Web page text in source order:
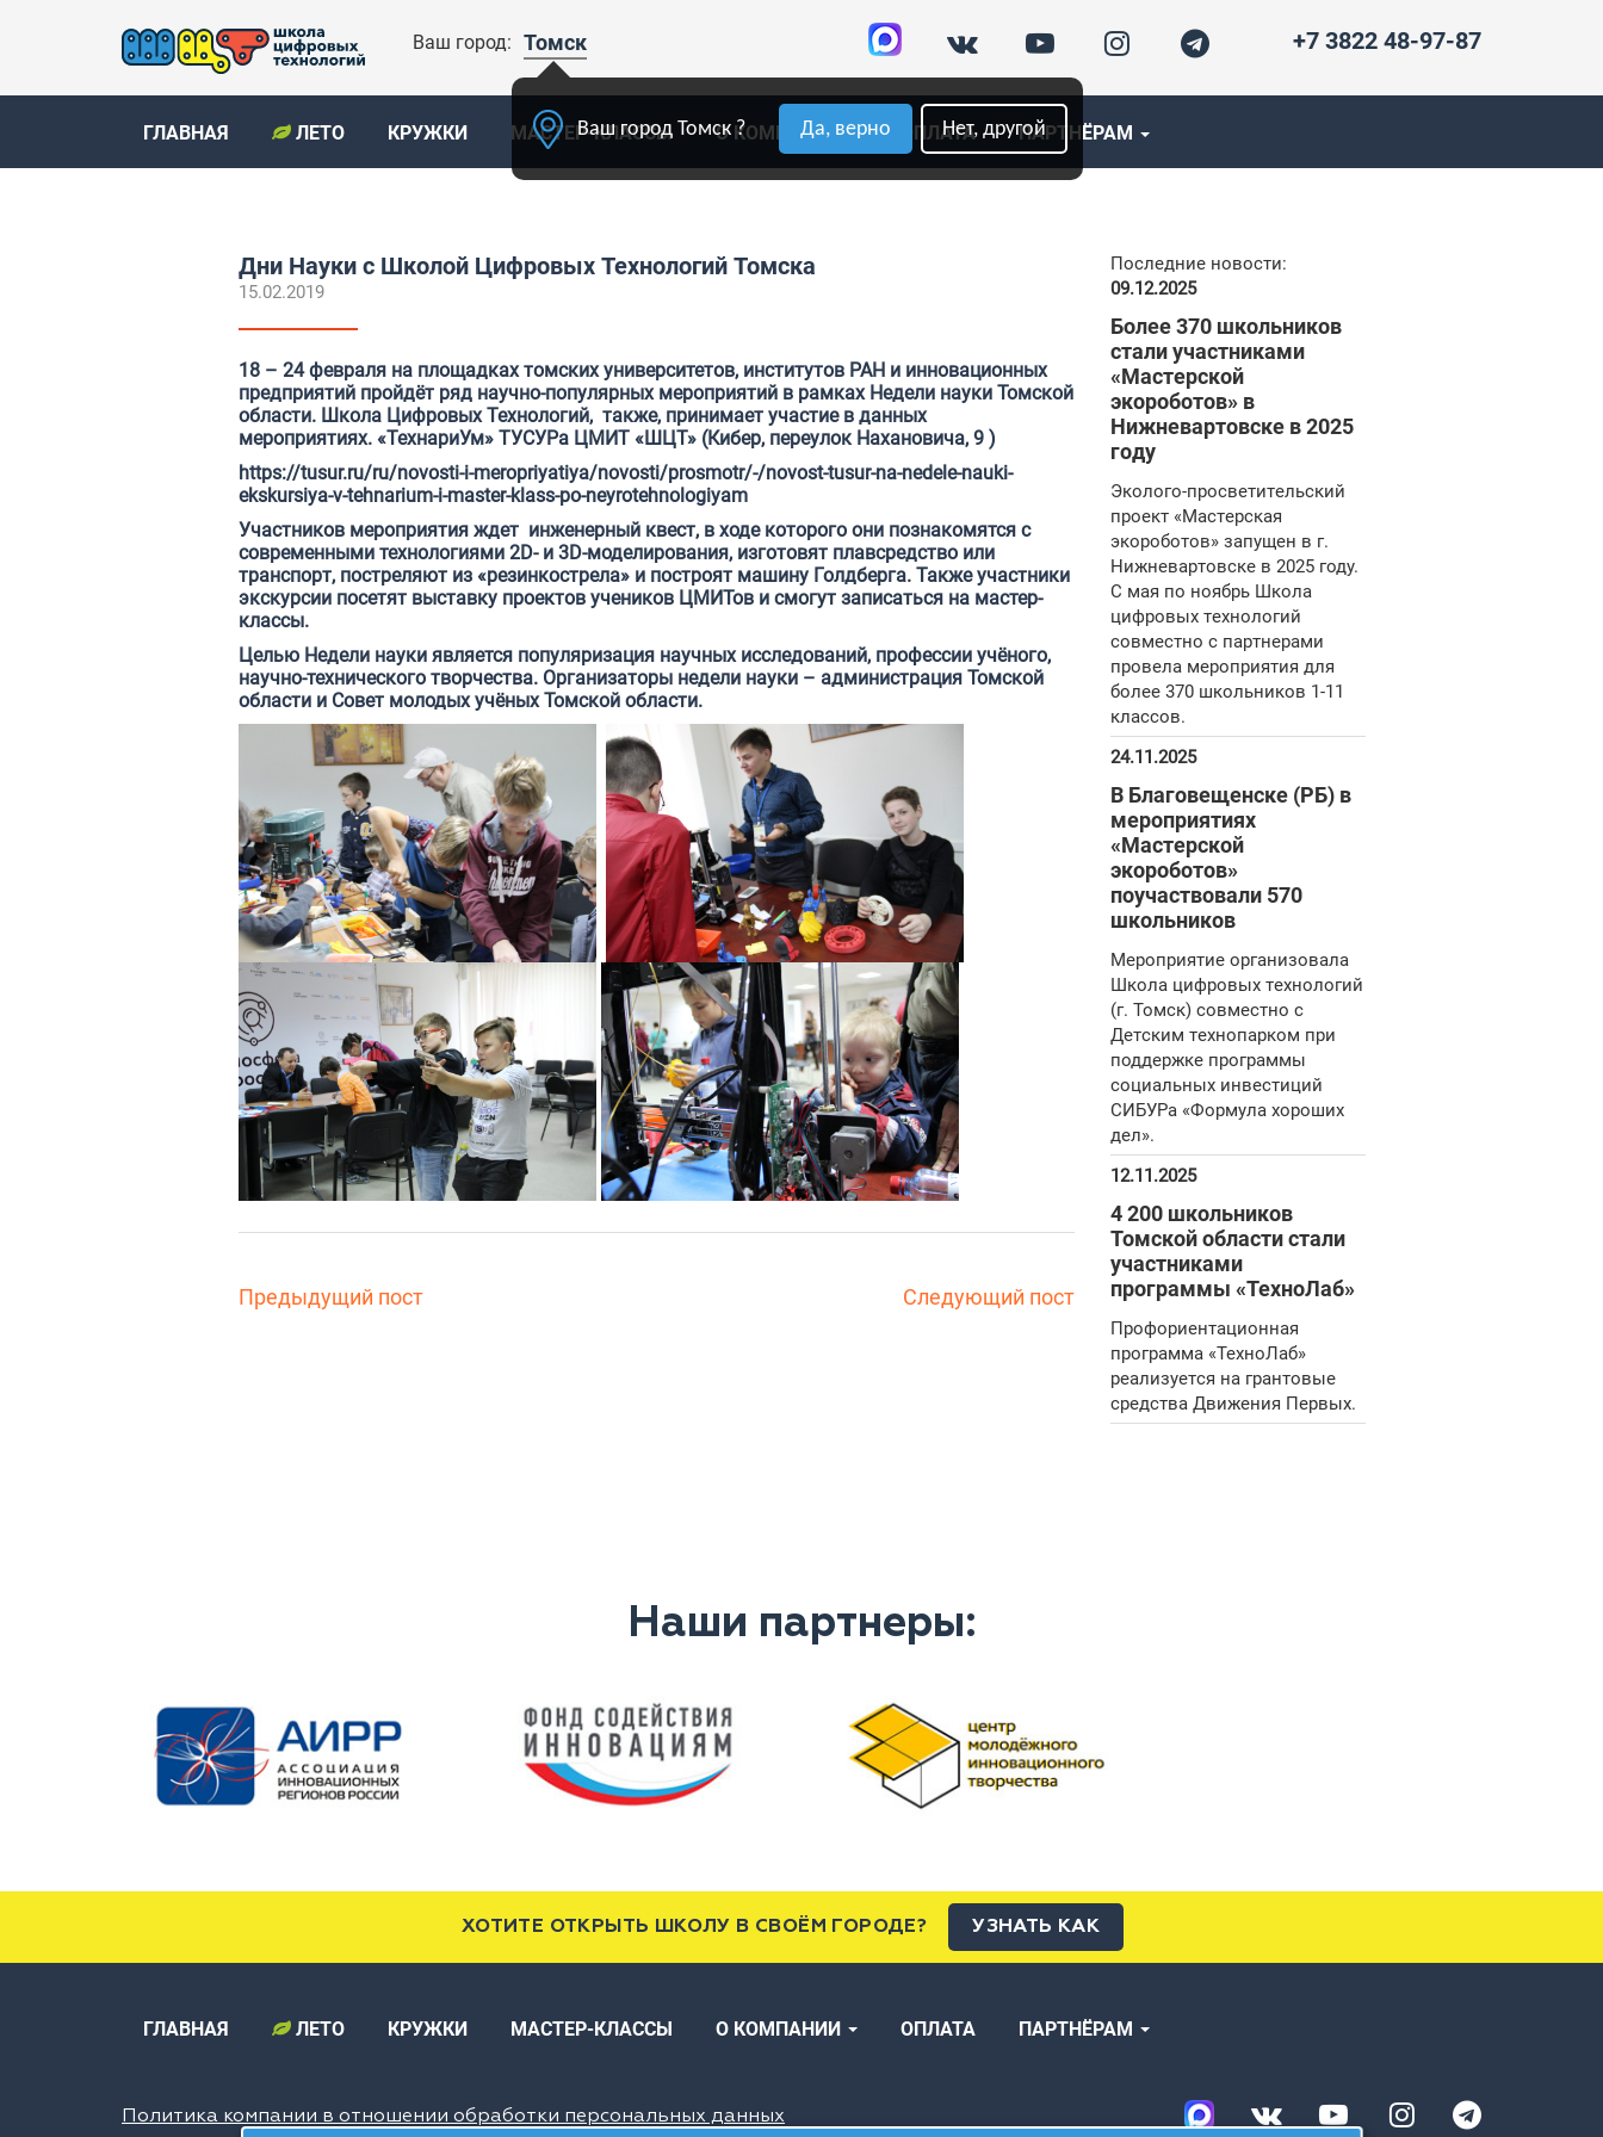
Ваш город: Томск
Ваш город Томск ? Да, верно Нет, другой
+7 3822 48-97-87
ГЛАВНАЯ ЛЕТО КРУЖКИ МАСТЕР-КЛАССЫ О КОМПАНИИ ОПЛАТА ПАРТНЁРАМ
Дни Науки с Школой Цифровых Технологий Томска
15.02.2019
18 – 24 февраля на площадках томских университетов, институтов РАН и инновационных
предприятий пройдёт ряд научно-популярных мероприятий в рамках Недели науки Томской
области. Школа Цифровых Технологий, также, принимает участие в данных
мероприятиях. «ТехнариУм» ТУСУРа ЦМИТ «ШЦТ» (Кибер, переулок Нахановича, 9 )
https://tusur.ru/ru/novosti-i-meropriyatiya/novosti/prosmotr/-/novost-tusur-na-nedele-nauki-
ekskursiya-v-tehnarium-i-master-klass-po-neyrotehnologiyam
Участников мероприятия ждет инженерный квест, в ходе которого они познакомятся с
современными технологиями 2D- и 3D-моделирования, изготовят плавсредство или
транспорт, постреляют из «резинкострела» и построят машину Голдберга. Также участники
экскурсии посетят выставку проектов учеников ЦМИТов и смогут записаться на мастер-
классы.
Целью Недели науки является популяризация научных исследований, профессии учёного,
научно-технического творчества. Организаторы недели науки – администрация Томской
области и Совет молодых учёных Томской области.
Предыдущий пост Следующий пост
Последние новости:
09.12.2025
Более 370 школьников
стали участниками
«Мастерской
экороботов» в
Нижневартовске в 2025
году
Эколого-просветительский
проект «Мастерская
экороботов» запущен в г.
Нижневартовске в 2025 году.
С мая по ноябрь Школа
цифровых технологий
совместно с партнерами
провела мероприятия для
более 370 школьников 1-11
классов.
24.11.2025
В Благовещенске (РБ) в
мероприятиях
«Мастерской
экороботов»
поучаствовали 570
школьников
Мероприятие организовала
Школа цифровых технологий
(г. Томск) совместно с
Детским технопарком при
поддержке программы
социальных инвестиций
СИБУРа «Формула хороших
дел».
12.11.2025
4 200 школьников
Томской области стали
участниками
программы «ТехноЛаб»
Профориентационная
программа «ТехноЛаб»
реализуется на грантовые
средства Движения Первых.
Наши партнеры:
ХОТИТЕ ОТКРЫТЬ ШКОЛУ В СВОЁМ ГОРОДЕ? УЗНАТЬ КАК
ГЛАВНАЯ ЛЕТО КРУЖКИ МАСТЕР-КЛАССЫ О КОМПАНИИ ОПЛАТА ПАРТНЁРАМ
Политика компании в отношении обработки персональных данных